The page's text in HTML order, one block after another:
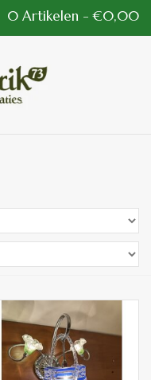
0 Artikelen - €0,00